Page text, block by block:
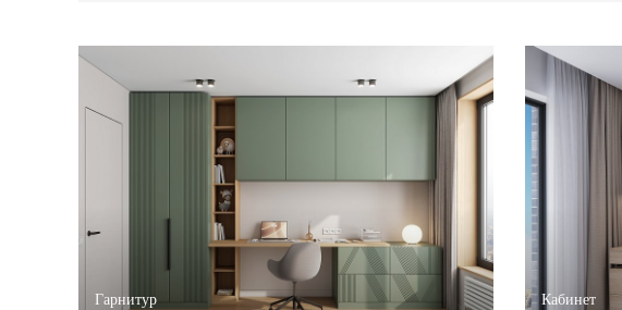
Классика
Неоклассика
Модерн
Лофт
Минимализм
ПРИМЕНИТЬ
2х створчатые
4х створчатые
6и створчатые
ПРИМЕНИТЬ
ЛДСП
ПРИМЕНИТЬ
Для белья
Для вещей
Для книг
Гарнитур Кабинет